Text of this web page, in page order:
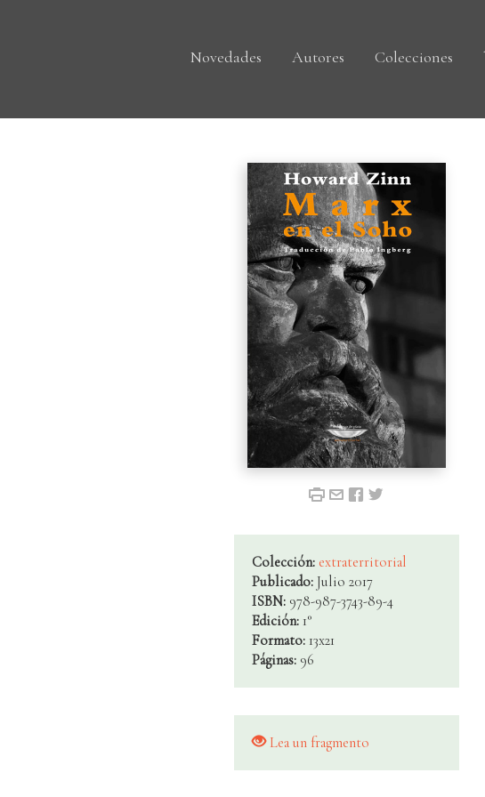
Novedades Autores Colecciones
Colección: extraterritorial
Publicado: Julio 2017
ISBN: 978-987-3743-89-4
Edición: 1°
Formato: 13x21
Páginas: 96
Lea un fragmento